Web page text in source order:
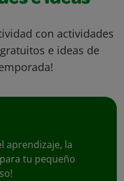
con actividades
e ideas de
aprendizaje, la
tu pequeño